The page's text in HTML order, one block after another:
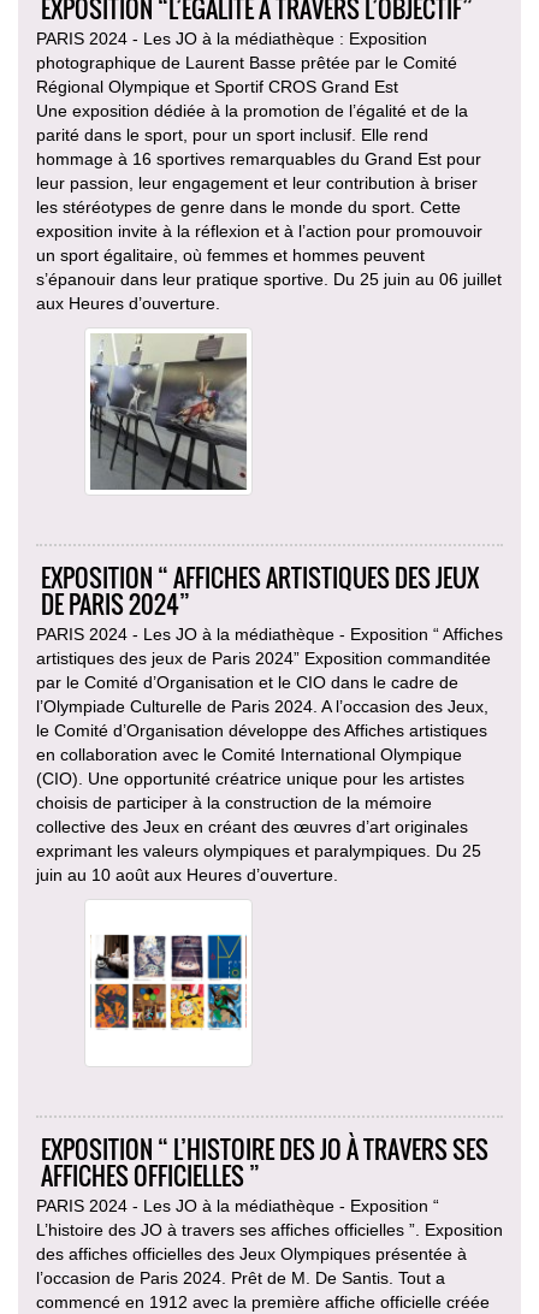
EXPOSITION “L’ÉGALITÉ À TRAVERS L’OBJECTIF”
PARIS 2024 - Les JO à la médiathèque : Exposition
photographique de Laurent Basse prêtée par le Comité
Régional Olympique et Sportif CROS Grand Est
Une exposition dédiée à la promotion de l’égalité et de la
parité dans le sport, pour un sport inclusif. Elle rend
hommage à 16 sportives remarquables du Grand Est pour
leur passion, leur engagement et leur contribution à briser
les stéréotypes de genre dans le monde du sport. Cette
exposition invite à la réflexion et à l’action pour promouvoir
un sport égalitaire, où femmes et hommes peuvent
s’épanouir dans leur pratique sportive. Du 25 juin au 06 juillet
aux Heures d’ouverture.
EXPOSITION “ AFFICHES ARTISTIQUES DES JEUX
DE PARIS 2024”
PARIS 2024 - Les JO à la médiathèque - Exposition “ Affiches
artistiques des jeux de Paris 2024” Exposition commanditée
par le Comité d’Organisation et le CIO dans le cadre de
l’Olympiade Culturelle de Paris 2024. A l’occasion des Jeux,
le Comité d’Organisation développe des Affiches artistiques
en collaboration avec le Comité International Olympique
(CIO). Une opportunité créatrice unique pour les artistes
choisis de participer à la construction de la mémoire
collective des Jeux en créant des œuvres d’art originales
exprimant les valeurs olympiques et paralympiques. Du 25
juin au 10 août aux Heures d’ouverture.
EXPOSITION “ L’HISTOIRE DES JO À TRAVERS SES
AFFICHES OFFICIELLES ”
PARIS 2024 - Les JO à la médiathèque - Exposition “
L’histoire des JO à travers ses affiches officielles ”. Exposition
des affiches officielles des Jeux Olympiques présentée à
l’occasion de Paris 2024. Prêt de M. De Santis. Tout a
commencé en 1912 avec la première affiche officielle créée